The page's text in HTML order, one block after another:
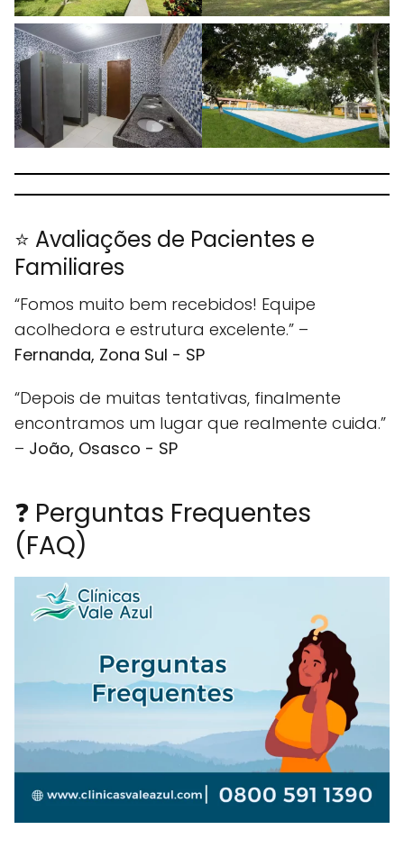
⭐ Avaliações de Pacientes e
Familiares
“Fomos muito bem recebidos! Equipe
acolhedora e estrutura excelente.” –
Fernanda, Zona Sul - SP
“Depois de muitas tentativas, finalmente
encontramos um lugar que realmente cuida.”
– João, Osasco - SP
❓ Perguntas Frequentes
(FAQ)